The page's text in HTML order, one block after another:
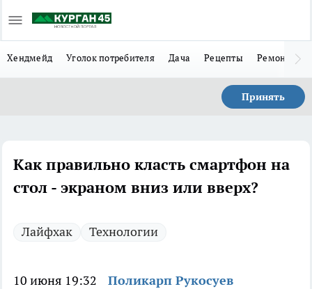
Хендмейд Уголок потребителя Дача Рецепты Ремонт
Принять
Как правильно класть смартфон на
стол - экраном вниз или вверх?
Лайфхак Технологии
10 июня 19:32 Поликарп Рукосуев